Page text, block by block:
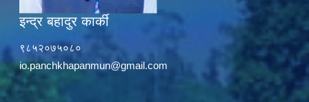
इन्द्र बहादुर कार्की
९८५२०७५०८०
io.panchkhapanmun@gmail.com